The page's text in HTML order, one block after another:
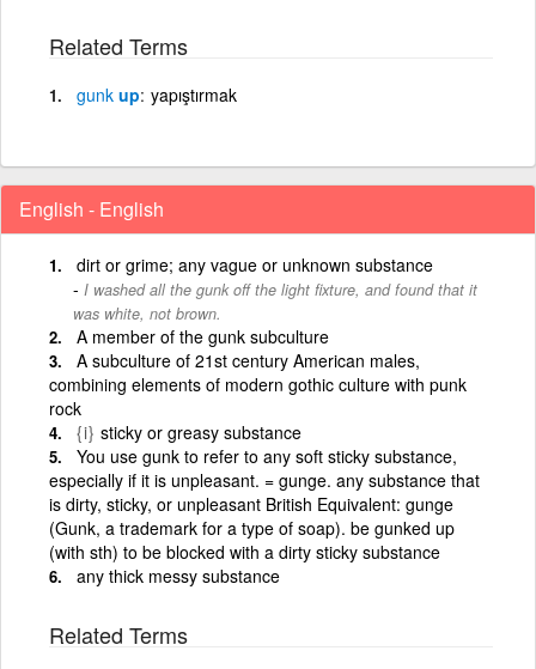
Related Terms
gunk up yapıştırmak
English - English
dirt or grime; any vague or unknown substance
I washed all the gunk off the light fixture, and found that it
was white, not brown.
A member of the gunk subculture
A subculture of 21st century American males,
combining elements of modern gothic culture with punk
rock
{i} sticky or greasy substance
You use gunk to refer to any soft sticky substance,
especially if it is unpleasant. = gunge. any substance that
is dirty, sticky, or unpleasant British Equivalent: gunge
(Gunk, a trademark for a type of soap). be gunked up
(with sth) to be blocked with a dirty sticky substance
any thick messy substance
Related Terms